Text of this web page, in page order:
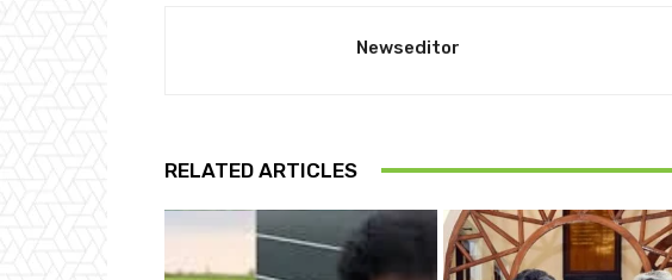
Newseditor
RELATED ARTICLES